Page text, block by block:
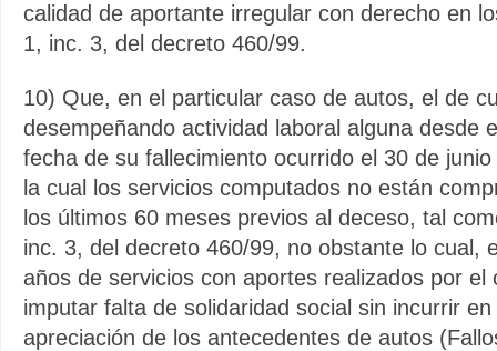
calidad de aportante irregular con derecho en
1, inc. 3, del decreto 460/99.
10) Que, en el particular caso de autos, el de
desempeñando actividad laboral alguna desde
fecha de su fallecimiento ocurrido el 30 de
la cual los servicios computados no están
los últimos 60 meses previos al deceso, tal
inc. 3, del decreto 460/99, no obstante lo cual,
años de servicios con aportes realizados por el
imputar falta de solidaridad social sin incurrir
apreciación de los antecedentes de autos